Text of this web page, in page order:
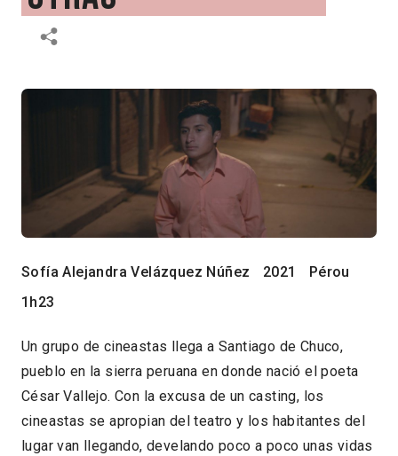
Sofía Alejandra Velázquez Núñez 2021
Pérou
1h23
Un grupo de cineastas llega a Santiago de Chuco,
pueblo en la sierra peruana en donde nació el poeta
César Vallejo. Con la excusa de un casting, los
cineastas se apropian del teatro y los habitantes del
lugar van llegando, develando poco a poco unas vidas